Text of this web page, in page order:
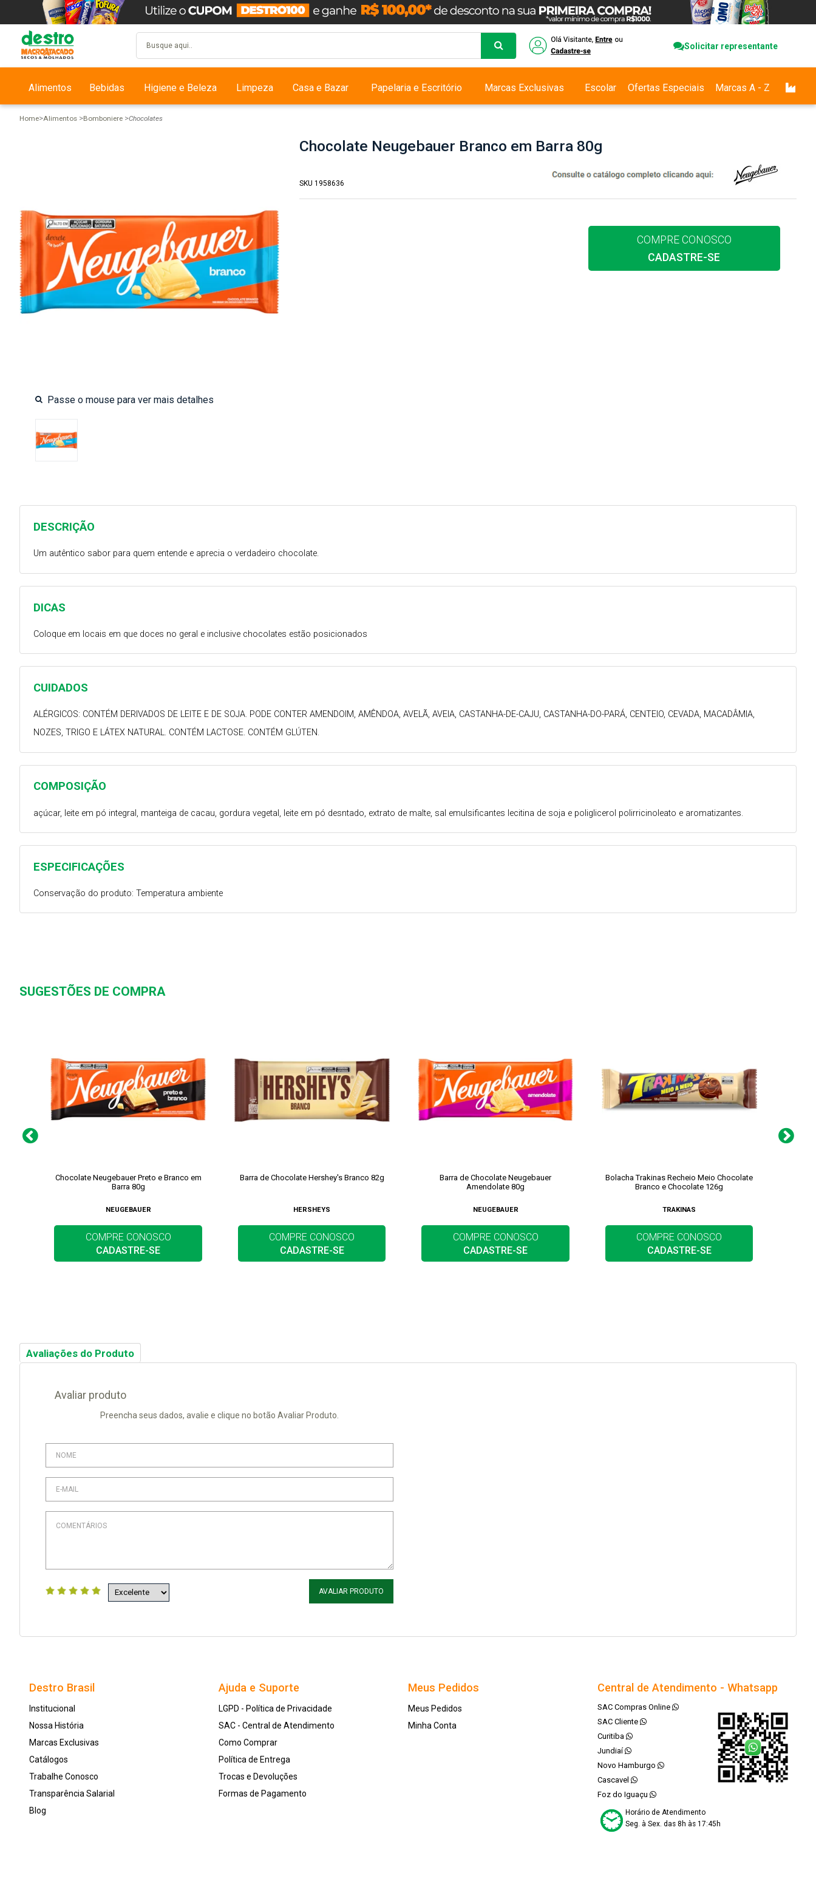
Solicitar representante
Alimentos Bebidas Higiene e Beleza Limpeza Casa e Bazar Papelaria e Escritório Marcas Exclusivas Escolar Ofertas Especiais Marcas A - Z
Home Alimentos Bomboniere Chocolates
Chocolate Neugebauer Branco em Barra 80g
SKU 1958636
COMPRE CONOSCO
CADASTRE-SE
ESPECIFICAÇÕES
Conservação do produto: Temperatura ambiente
COMPOSIÇÃO
açúcar, leite em pó integral, manteiga de cacau, gordura vegetal, leite em pó desntado, extrato de malte, sal emulsificantes lecitina de soja e poliglicerol polirricinoleato e aromatizantes.
CUIDADOS
ALÉRGICOS: CONTÉM DERIVADOS DE LEITE E DE SOJA. PODE CONTER AMENDOIM, AMÊNDOA, AVELÃ, AVEIA, CASTANHA-DE-CAJU, CASTANHA-DO-PARÁ, CENTEIO, CEVADA, MACADÂMIA,
NOZES, TRIGO E LÁTEX NATURAL. CONTÉM LACTOSE. CONTÉM GLÚTEN.
DICAS
Coloque em locais em que doces no geral e inclusive chocolates estão posicionados
DESCRIÇÃO
Um autêntico sabor para quem entende e aprecia o verdadeiro chocolate.
SUGESTÕES DE COMPRA
Chocolate Neugebauer Preto e Branco em
Barra 80g
NEUGEBAUER
COMPRE CONOSCO
CADASTRE-SE
Barra de Chocolate Hershey's Branco 82g
HERSHEYS
COMPRE CONOSCO
CADASTRE-SE
Barra de Chocolate Neugebauer
Amendolate 80g
NEUGEBAUER
COMPRE CONOSCO
CADASTRE-SE
Bolacha Trakinas Recheio Meio Chocolate
Branco e Chocolate 126g
TRAKINAS
COMPRE CONOSCO
CADASTRE-SE
Avaliações do Produto
Avaliar produto
Preencha seus dados, avalie e clique no botão Avaliar Produto.
AVALIAR PRODUTO
Destro Brasil
Institucional
Nossa História
Marcas Exclusivas
Catálogos
Trabalhe Conosco
Transparência Salarial
Blog
Ajuda e Suporte
LGPD - Política de Privacidade
SAC - Central de Atendimento
Como Comprar
Política de Entrega
Trocas e Devoluções
Formas de Pagamento
Meus Pedidos
Meus Pedidos
Minha Conta
Central de Atendimento - Whatsapp
SAC Compras Online
SAC Cliente
Curitiba
Jundiaí
Novo Hamburgo
Cascavel
Foz do Iguaçu
Horário de Atendimento
Seg. à Sex. das 8h às 17:45h